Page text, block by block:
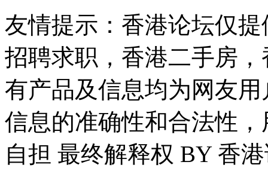
友情提示：香港论坛仅
招聘求职，香港二手房
有产品及信息均为网友
信息的准确性和合法性
自担 最终解释权 BY 香